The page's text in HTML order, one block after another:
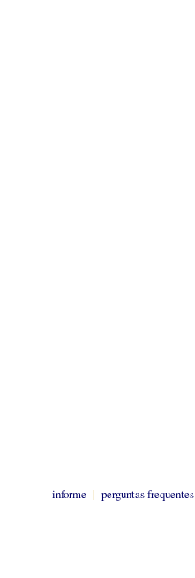
informe | perguntas frequentes